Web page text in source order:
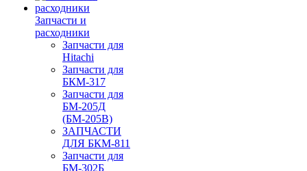
Запчасти и
расходники
Запчасти для
Hitachi
Запчасти для
БКМ-317
Запчасти для
БМ-205Д
(БМ-205В)
ЗАПЧАСТИ
ДЛЯ БКМ-811
Запчасти для
БМ-302Б